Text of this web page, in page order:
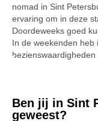
nomad in Sint
ervaring om in deze
Doordeweeks goed
In de weekenden heb
Ben jij in Sint
geweest?